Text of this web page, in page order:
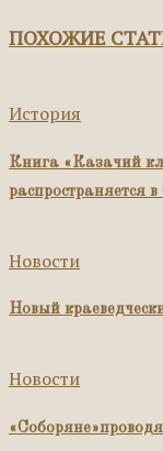
ПОХОЖИЕ
История
Книга «Казачий
распространяется
Новости
Новый
Новости